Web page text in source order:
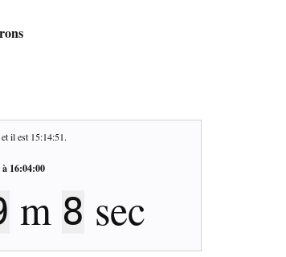
il est 15:14:52.
à 16:04:00
m 7 sec